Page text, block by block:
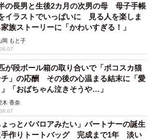
の長男と生後2カ月の次男の母 母子手帳
イラストでいっぱいに 見る人を楽しま
族ストーリーに「かわいすぎる！」
岡 もと子
が段ボール箱の取り合いで「ポコスカ猫
」の応酬 その後の心温まる結末に「愛
」「おばちゃん泣きそうや…」
木 香奈
ょっとババロアみたい」パートナーの誕生
手作りトートバッグ 完成まで1年 淡い